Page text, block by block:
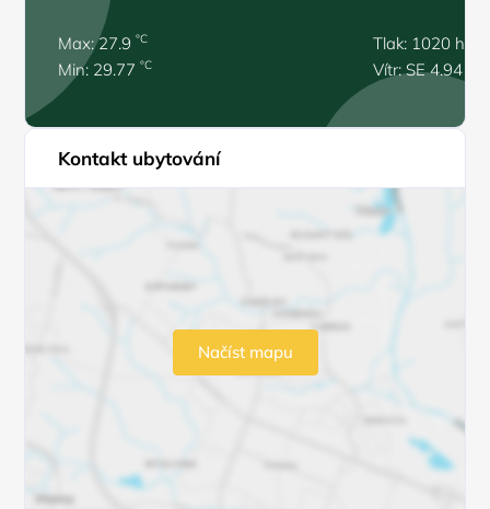
Max: 27.9°C
Min: 29.77°C
Tlak: 1020 hPa
Vítr: SE 4.94 m/
Kontakt ubytování
Načíst mapu